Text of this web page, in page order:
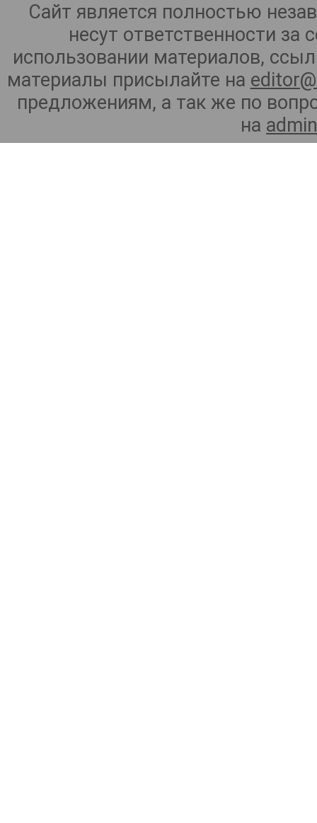
Сайт является полностью
несут ответственности
использовании материалов,
материалы присылайте на
предложениям, а так же по
на